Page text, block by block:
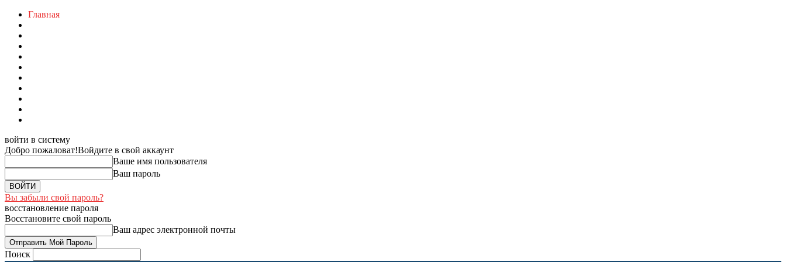
Главная
войти в систему
Добро пожаловат!Войдите в свой аккаунт
Ваше имя пользователя
Ваш пароль
Вы забыли свой пароль?
восстановление пароля
Восстановите свой пароль
Ваш адрес электронной почты
Поиск